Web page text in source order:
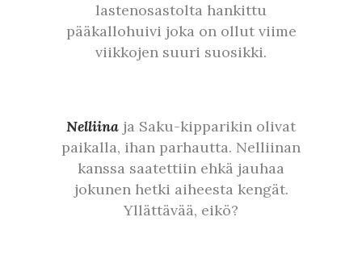
lastenosastolta hankittu
pääkallohuivi joka on ollut viime
viikkojen suuri suosikki.
Nelliina ja Saku-kipparikin olivat
paikalla, ihan parhautta. Nelliinan
kanssa saatettiin ehkä jauhaa
jokunen hetki aiheesta kengät.
Yllättävää, eikö?